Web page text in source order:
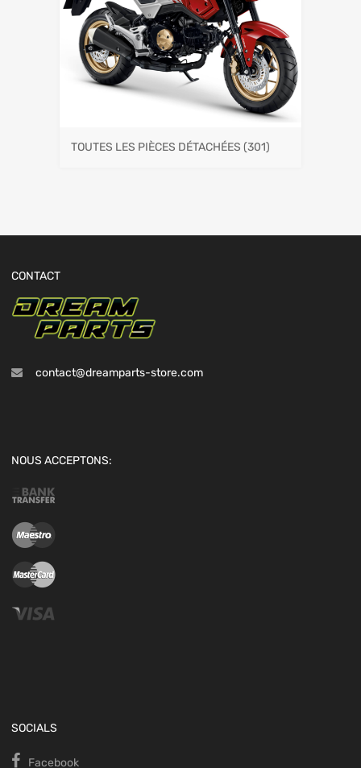
TOUTES LES PIÈCES DÉTACHÉES (301)
CONTACT
contact@dreamparts-store.com
NOUS ACCEPTONS:
SOCIALS
Facebook